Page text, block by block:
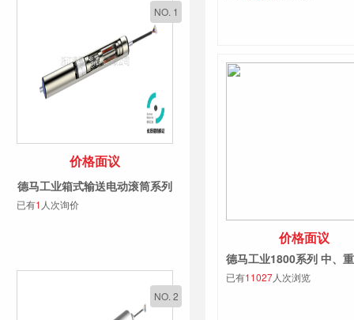
价格面议
德马工业箱式输送电动滚筒系列
已有1 人次询价
NO. 1
NO. 2
价格面议
已有11027人次浏览